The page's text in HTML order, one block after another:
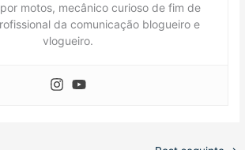
motos, mecânico curioso de fim de
da comunicação blogueiro e
vlogueiro.